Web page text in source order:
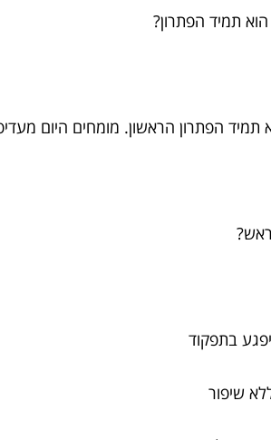
תמיד הפתרון?
הפתרון הראשון. מומחים היום
בתפקוד
שיפור